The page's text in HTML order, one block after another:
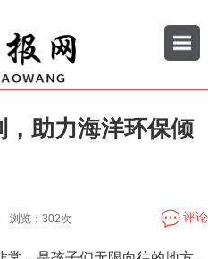
助力海洋环保倾
浏览： 302次 评论